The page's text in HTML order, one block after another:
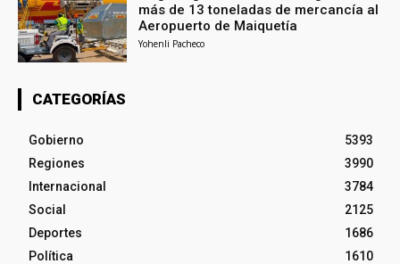
más de 13 toneladas de mercancía al
Aeropuerto de Maiquetía
Yohenli Pacheco
CATEGORÍAS
Gobierno
5393
Regiones
3990
Internacional
3784
Social
2125
Deportes
1686
Política
1610